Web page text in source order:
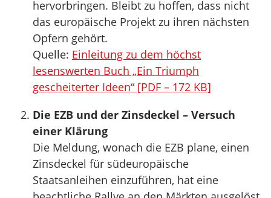
hervorbringen. Bleibt zu hoffen, dass nicht
das europäische Projekt zu ihren nächsten
Opfern gehört.
Quelle: Einleitung zu dem höchst
lesenswerten Buch „Ein Triumph
gescheiterter Ideen“ [PDF – 172 KB]
Die EZB und der Zinsdeckel – Versuch
einer Klärung
Die Meldung, wonach die EZB plane, einen
Zinsdeckel für südeuropäische
Staatsanleihen einzuführen, hat eine